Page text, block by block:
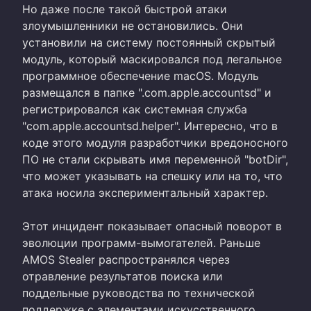
Но даже после такой быстрой атаки
злоумышленники не остановились. Они
установили на систему постоянный скрытый
модуль, который маскировался под легальное
программное обеспечение macOS. Модуль
размещался в папке ".com.apple.accountsd" и
регистрировался как системная служба
"com.apple.accountsd.helper". Интересно, что в
коде этого модуля разработчики вредоносного
ПО не стали скрывать имя переменной "botDir",
что может указывать на спешку или на то, что
атака носила экспериментальный характер.
Этот инцидент показывает опасный поворот в
эволюции программ-вымогателей. Раньше
AMOS Stealer распространялся через
отравление результатов поиска или
поддельные руководства по технической